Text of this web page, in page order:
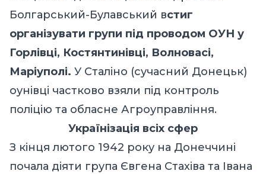
Болгарський-Булавський встиг
організувати групи під проводом ОУН у
Горлівці, Костянтинівці, Волновасі,
Маріуполі. У Сталіно (сучасний Донецьк)
оунівці частково взяли під контроль
поліцію та обласне Агроуправління.
Українізація всіх сфер
З кінця лютого 1942 року на Донеччині
почала діяти група Євгена Стахіва та Івана